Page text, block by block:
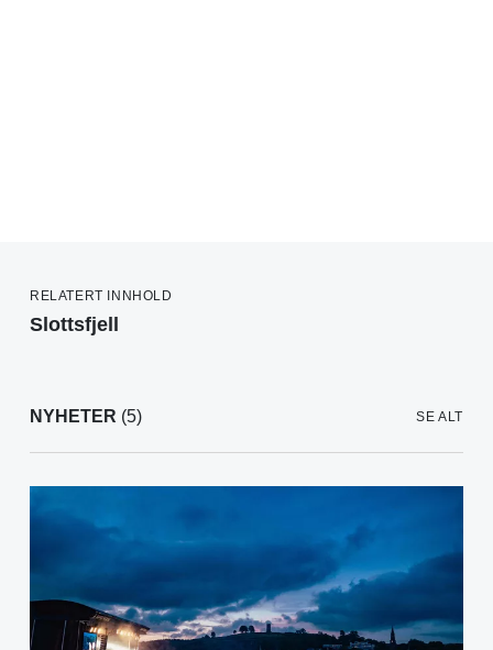
RELATERT INNHOLD
Slottsfjell
NYHETER (5) SE ALT